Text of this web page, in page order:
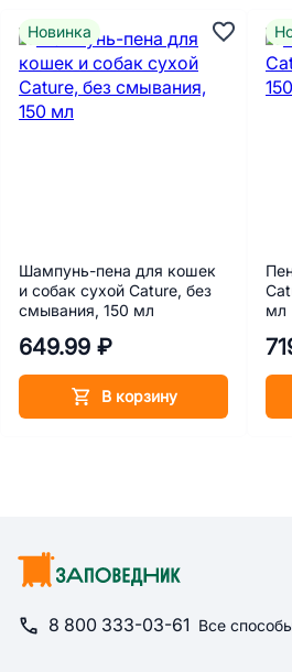
Шампунь-пена для кошек
и собак сухой Cature, без
смывания, 150 мл
649.99 ₽
В корзину
Новинка
мл
8 800 333-03-61 Все